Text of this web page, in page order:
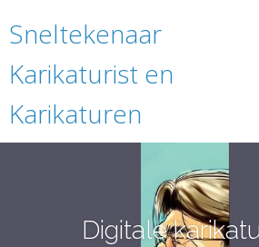
Sneltekenaar
Karikaturist en
Karikaturen
Digitale